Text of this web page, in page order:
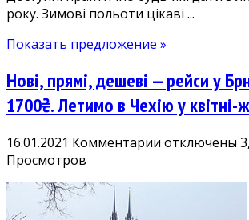
з
Запоріжжя,
Харкова,
є
зима
та
року. Зимові польоти цікаві ...
Показать предложение »
Нові, прямі, дешеві — рейси у
1700₴. Летимо в Чехію у квітні-
16.01.2021 Комментарии котключены
Просмотров